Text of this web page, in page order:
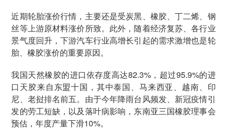
近期轮胎涨价行情，主要还是受炭黑、橡胶、丁二烯、钢
丝等上游原材料涨价所致。此外，随着经济复苏、各行业
景气度回升，下游汽车行业高增长引起的需求激增也是轮
胎、橡胶涨价的重要原因。
我国天然橡胶的进口依存度高达82.3%，超过95.9%的进
口天胶来自东盟十国，其中泰国、马来西亚、越南、印
尼、老挝排名前五。由于今年降雨台风频发、新冠疫情引
发的劳工短缺，以及落叶病影响，东南亚三国橡胶理事会
预估，年度产量下滑10%。